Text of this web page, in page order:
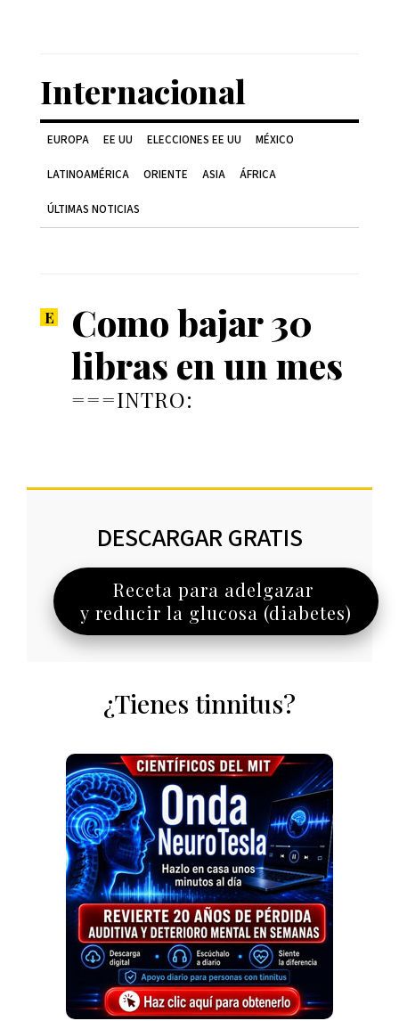
Internacional
EUROPA EE UU ELECCIONES EE UU MÉXICO
LATINOAMÉRICA ORIENTE ASIA ÁFRICA
ÚLTIMAS NOTICIAS
Como bajar 30
libras en un mes
===INTRO:
DESCARGAR GRATIS
Receta para adelgazar
y reducir la glucosa (diabetes)
¿Tienes tinnitus?